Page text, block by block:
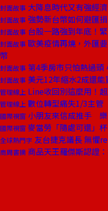
封面故事 大降息時代又有強經
封面故事 強勢新台幣如何避匯
封面故事 台股一路強到年底！
封面故事 歐美疫情再燒，外匯
幣
封面故事 第4季房市只怕熱過頭
封面故事 美元12年縮水2成還
管理線上 Line收回別這麼用！
管理線上 數位轉型痛失1/3主
國際視窗 小朋友來信成推手
國際視窗 麥當勞「隨處可還」
全球熱門字 友台捷克議長 無懼
商周書摘 商品天王羅傑斯認證